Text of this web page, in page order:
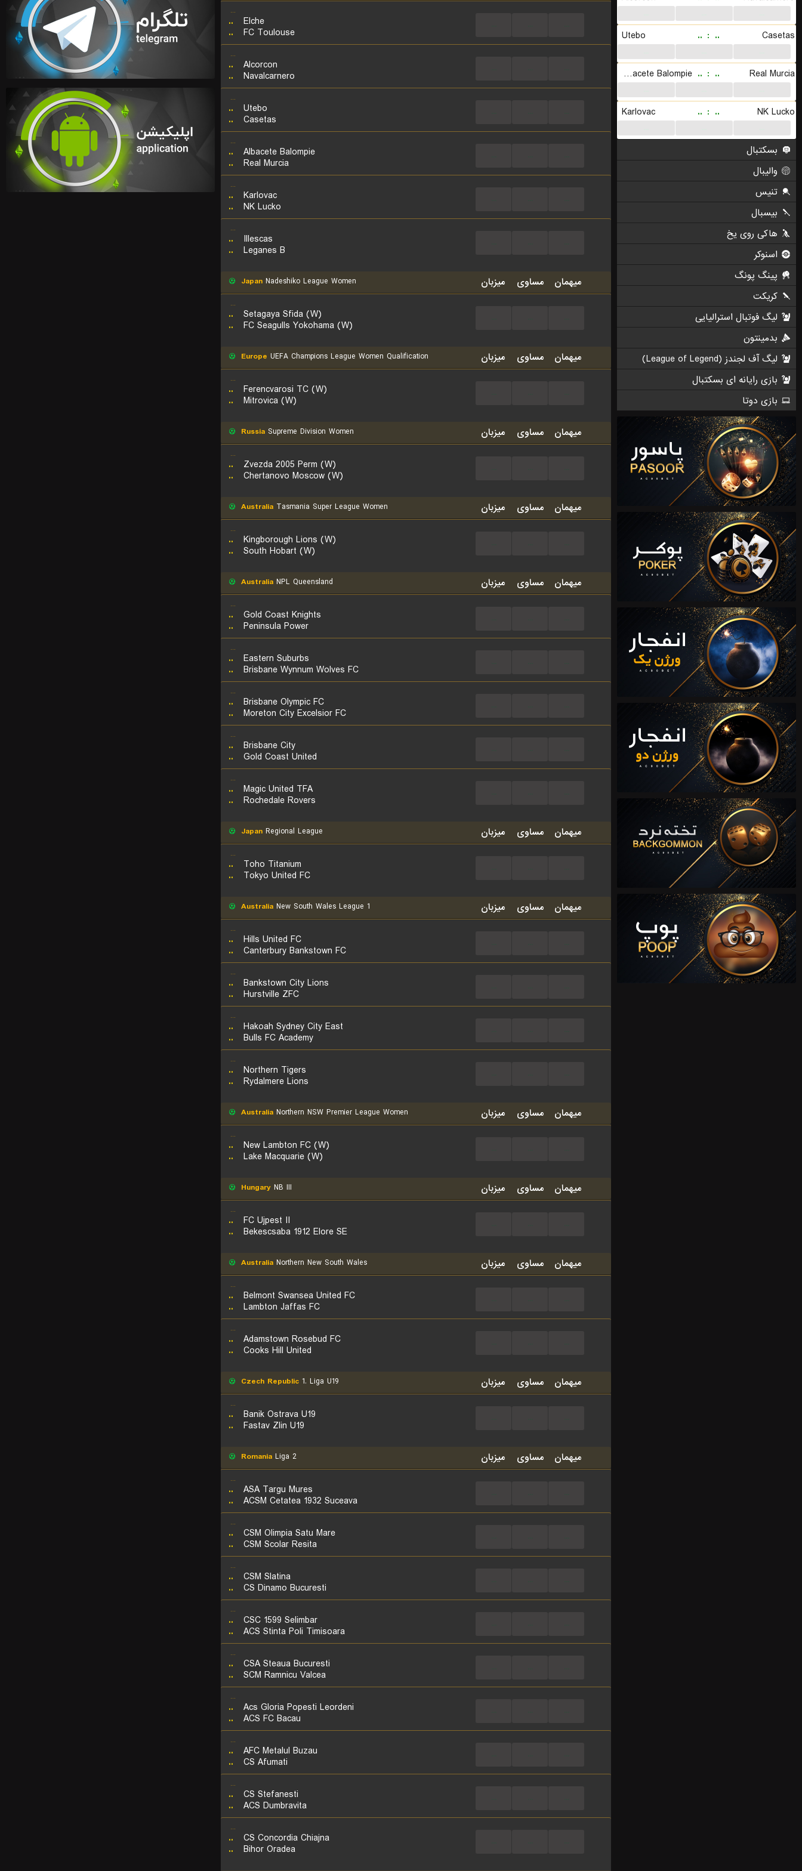
Utebo .. : .. Casetas
Albacete Balompie .. : .. Real Murcia
Karlovac .. : .. NK Lucko
بسکتبال
والیبال
تنیس
بیسبال
هاکی روی یخ
اسنوکر
پینگ پونگ
کریکت
لیگ فوتبال استرالیایی
بدمینتون
لیگ آف لجندز (League of Legend)
بازی رایانه ای بسکتبال
بازی دوتا
...
.. Elche
.. FC Toulouse
...
.. Alcorcon
.. Navalcarnero
...
.. Utebo
.. Casetas
...
.. Albacete Balompie
.. Real Murcia
...
.. Karlovac
.. NK Lucko
...
.. Illescas
.. Leganes B
Japan Nadeshiko League Women میزبان مساوی میهمان
...
.. Setagaya Sfida (W)
.. FC Seagulls Yokohama (W)
Europe UEFA Champions League Women Qualification میزبان مساوی میهمان
...
.. Ferencvarosi TC (W)
.. Mitrovica (W)
Russia Supreme Division Women میزبان مساوی میهمان
...
.. Zvezda 2005 Perm (W)
.. Chertanovo Moscow (W)
Australia Tasmania Super League Women میزبان مساوی میهمان
...
.. Kingborough Lions (W)
.. South Hobart (W)
Australia NPL Queensland میزبان مساوی میهمان
...
.. Gold Coast Knights
.. Peninsula Power
...
.. Eastern Suburbs
.. Brisbane Wynnum Wolves FC
...
.. Brisbane Olympic FC
.. Moreton City Excelsior FC
...
.. Brisbane City
.. Gold Coast United
...
.. Magic United TFA
.. Rochedale Rovers
Japan Regional League میزبان مساوی میهمان
...
.. Toho Titanium
.. Tokyo United FC
Australia New South Wales League 1 میزبان مساوی میهمان
...
.. Hills United FC
.. Canterbury Bankstown FC
...
.. Bankstown City Lions
.. Hurstville ZFC
...
.. Hakoah Sydney City East
.. Bulls FC Academy
...
.. Northern Tigers
.. Rydalmere Lions
Australia Northern NSW Premier League Women میزبان مساوی میهمان
...
.. New Lambton FC (W)
.. Lake Macquarie (W)
Hungary NB III میزبان مساوی میهمان
...
.. FC Ujpest II
.. Bekescsaba 1912 Elore SE
Australia Northern New South Wales میزبان مساوی میهمان
...
.. Belmont Swansea United FC
.. Lambton Jaffas FC
...
.. Adamstown Rosebud FC
.. Cooks Hill United
Czech Republic 1. Liga U19 میزبان مساوی میهمان
...
.. Banik Ostrava U19
.. Fastav Zlin U19
Romania Liga 2 میزبان مساوی میهمان
...
.. ASA Targu Mures
.. ACSM Cetatea 1932 Suceava
...
.. CSM Olimpia Satu Mare
.. CSM Scolar Resita
...
.. CSM Slatina
.. CS Dinamo Bucuresti
...
.. CSC 1599 Selimbar
.. ACS Stinta Poli Timisoara
...
.. CSA Steaua Bucuresti
.. SCM Ramnicu Valcea
...
.. Acs Gloria Popesti Leordeni
.. ACS FC Bacau
...
.. AFC Metalul Buzau
.. CS Afumati
...
.. CS Stefanesti
.. ACS Dumbravita
...
.. CS Concordia Chiajna
.. Bihor Oradea